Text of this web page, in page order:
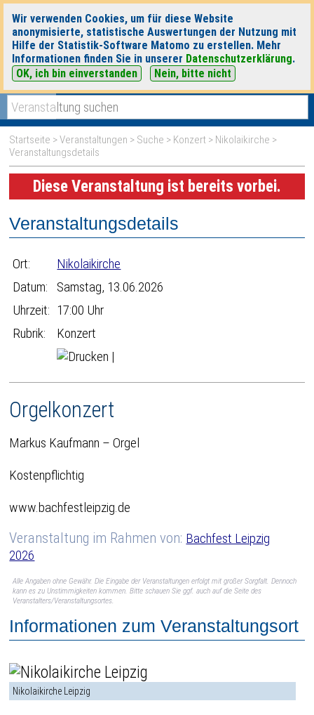
Wir verwenden Cookies, um für diese Website
anonymisierte, statistische Auswertungen der Nutzung mit
Hilfe der Statistik-Software Matomo zu erstellen. Mehr
Informationen finden Sie in unserer Datenschutzerklärung.
OK, ich bin einverstanden
Nein, bitte nicht
heute|morgen|
Startseite >Veranstaltungen > Suche > Konzert > Nikolaikirche >
Veranstaltungsdetails
Diese Veranstaltung ist bereits vorbei.
Veranstaltungsdetails
Ort:
Nikolaikirche
Datum:
Samstag, 13.06.2026
Uhrzeit: 17:00 Uhr
Rubrik:
Konzert
|
Orgelkonzert
Markus Kaufmann – Orgel
Kostenpflichtig
www.bachfestleipzig.de
Veranstaltung im Rahmen von: Bachfest Leipzig
2026
Alle Angaben ohne Gewähr. Die Eingabe der Veranstaltungen erfolgt mit großer Sorgfalt. Dennoch
kann es zu Unstimmigkeiten kommen. Bitte schauen Sie ggf. auch auf die Seite des
Veranstalters/Veranstaltungsortes.
Informationen zum Veranstaltungsort
Nikolaikirche Leipzig